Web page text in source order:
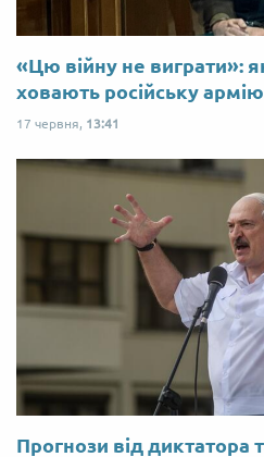
«Цю війну не виграти»:
ховають російську
17 червня, 13:41
Прогнози від диктатора